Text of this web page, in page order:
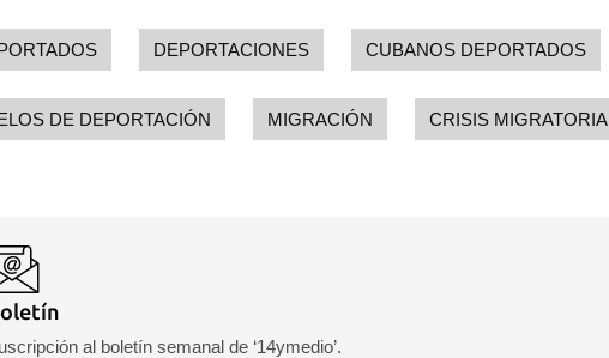
DEPORTACIONES CUBANOS DEPORTADOS
DE DEPORTACIÓN MIGRACIÓN CRISIS MIGRATORIA
al boletín semanal de ‘14ymedio’.